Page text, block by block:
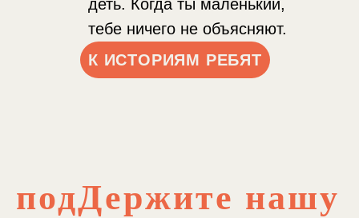
К ИСТОРИЯМ РЕБЯТ
деть. Когда ты маленький,
тебе ничего не объясняют.
подДержите нашу